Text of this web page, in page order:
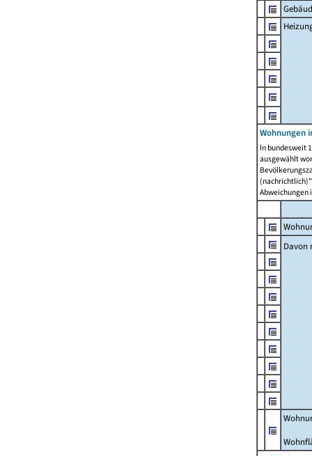
Wohnungen
In bundesweit
ausgewählt
Abweichungen
Davon